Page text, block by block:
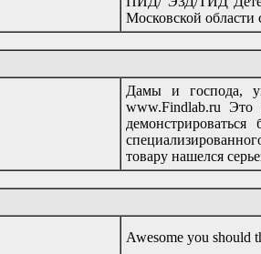
Московской области
Дамы и господа,
www.Findlab.ru Это
товару нашелся
Awesome you should